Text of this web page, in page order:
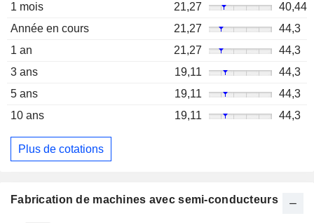
1 mois
21,27
40,44
Année en cours
21,27
44,3
1 an
21,27
44,3
3 ans
19,11
44,3
5 ans
19,11
44,3
10 ans
19,11 44,3
Plus de cotations
Fabrication de machines avec semi-conducteurs